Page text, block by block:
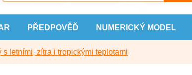
PŘEDPOVĚĎ NUMERICKÝ MODEL
letními, zítra i tropickými teplotami